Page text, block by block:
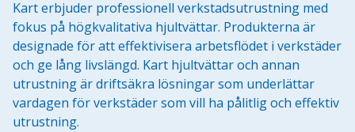
Kart erbjuder professionell verkstadsutrustning med
fokus på högkvalitativa hjultvättar. Produkterna är
designade för att effektivisera arbetsflödet i verkstäder
och ge lång livslängd. Kart hjultvättar och annan
utrustning är driftsäkra lösningar som underlättar
vardagen för verkstäder som vill ha pålitlig och effektiv
utrustning.